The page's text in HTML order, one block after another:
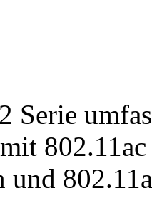
Serie
und